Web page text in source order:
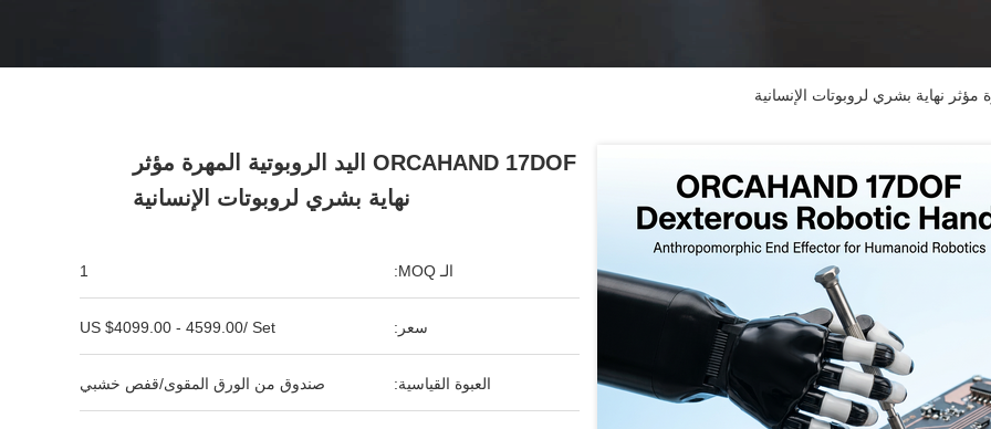
ORCAHAND 17DOF اليد الروبوتية المهرة مؤثر
نهاية بشري لروبوتات الإنسانية
الـ MOQ: 1
سعر: US $4099.00 - 4599.00/ Set
العبوة القياسية: صندوق من الورق المقوى/قفص خشبي